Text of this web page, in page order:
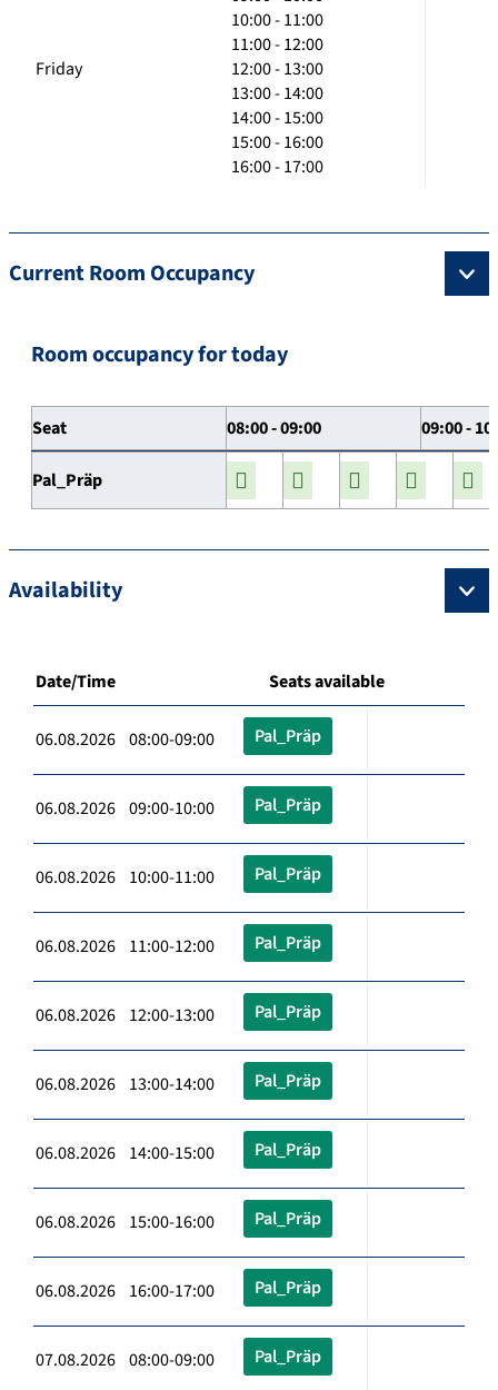
Friday
10:00 - 11:00
11:00 - 12:00
12:00 - 13:00
13:00 - 14:00
14:00 - 15:00
15:00 - 16:00
16:00 - 17:00
Current Room Occupancy
Room occupancy for today
Seat 08:00 - 09:00 09:00 -
Pal_Präp
Availability
Date/Time Seats available
06.08.2026 08:00-09:00 Pal_Präp
06.08.2026 09:00-10:00 Pal_Präp
06.08.2026 10:00-11:00 Pal_Präp
06.08.2026 11:00-12:00 Pal_Präp
06.08.2026 12:00-13:00 Pal_Präp
06.08.2026 13:00-14:00 Pal_Präp
06.08.2026 14:00-15:00 Pal_Präp
06.08.2026 15:00-16:00 Pal_Präp
06.08.2026 16:00-17:00 Pal_Präp
07.08.2026 08:00-09:00 Pal_Präp